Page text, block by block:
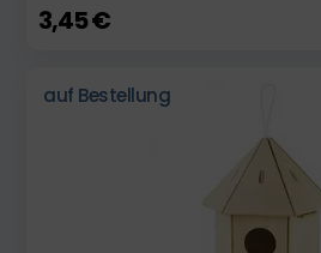
3,45 €
auf Bestellung